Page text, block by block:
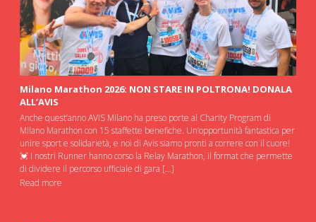
Milano Marathon 2026: NON STARE IN POLTRONA! DONALA
ALL’AVIS
Anche quest’anno AVIS Milano ha preso porte al Charity Program di
Milano Marathon con 15 staffette benefiche. Un’opportunità fantastica per
unire sport e solidarietà, e noi di Avis siamo pronti a correre con il cuore!
💓 I nostri Runner hanno corso la Relay Marathon, il format che permette
di dividere il percorso ufficiale di gara […]
Read more